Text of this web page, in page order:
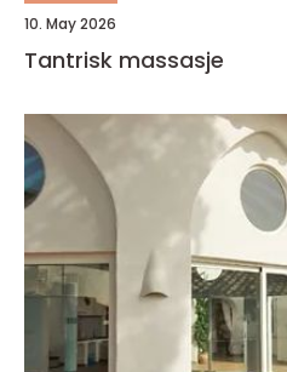
10. May 2026
Tantrisk massasje